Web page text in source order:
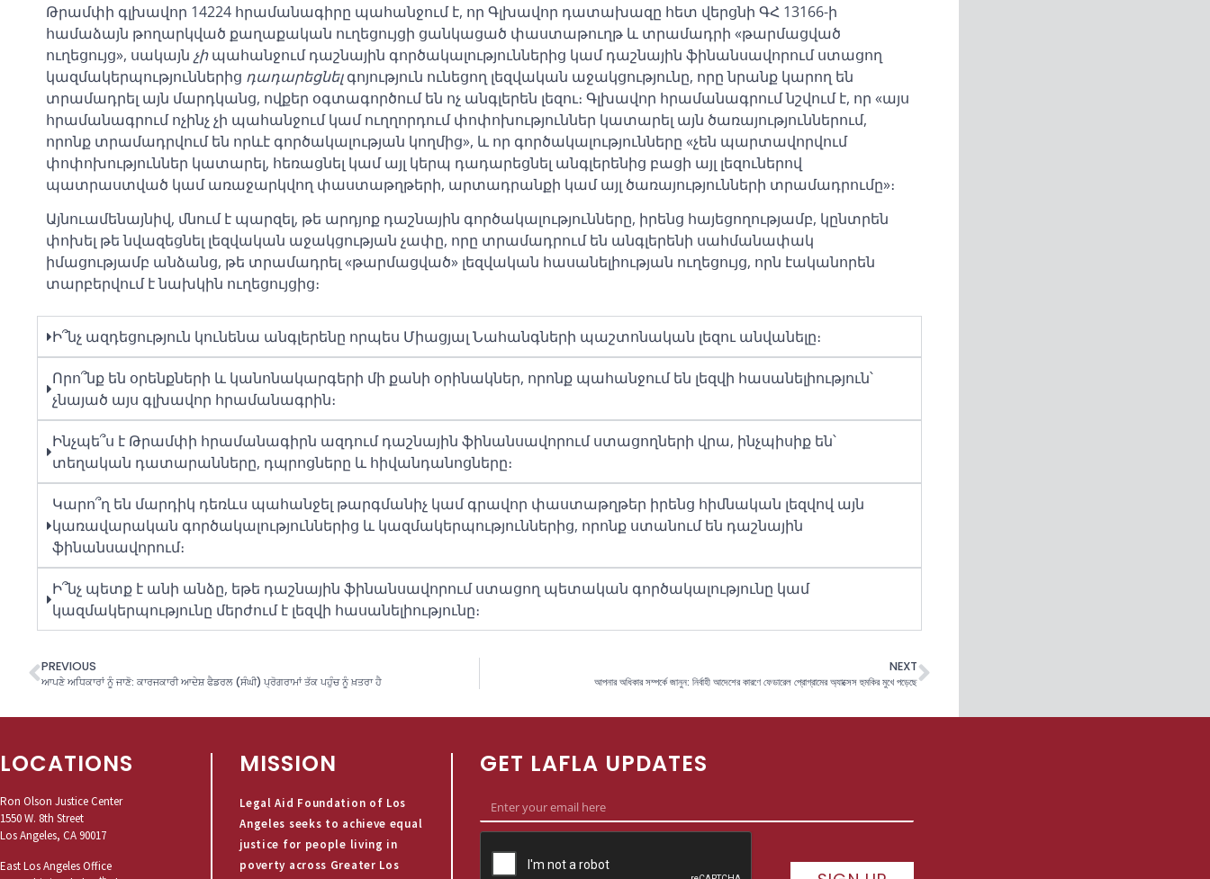
Թրամփի գլխավոր 14224 հրամանագիրը պահանջում է, որ Գլխավոր դատախազը հետ վերցնի ԳՀ 13166-ի
համաձայն թողարկված քաղաքական ուղեցույցի ցանկացած փաստաթուղթ և տրամադրի «թարմացված
ուղեցույց», սակայն չի պահանջում դաշնային գործակալություններից կամ դաշնային ֆինանսավորում ստացող
կազմակերպություններից դադարեցնելգոյություն ունեցող լեզվական աջակցությունը, որը նրանք կարող են
տրամադրել այն մարդկանց, ովքեր օգտագործում են ոչ անգլերեն լեզու։ Գլխավոր հրամանագրում նշվում է, որ «այս
հրամանագրում ոչինչ չի պահանջում կամ ուղղորդում փոփոխություններ կատարել այն ծառայություններում,
որոնք տրամադրվում են որևէ գործակալության կողմից», և որ գործակալությունները «չեն պարտավորվում
փոփոխություններ կատարել, հեռացնել կամ այլ կերպ դադարեցնել անգլերենից բացի այլ լեզուներով
պատրաստված կամ առաջարկվող փաստաթղթերի, արտադրանքի կամ այլ ծառայությունների տրամադրումը»։
Այնուամենայնիվ, մնում է պարզել, թե արդյոք դաշնային գործակալությունները, իրենց հայեցողությամբ, կընտրեն
փոխել թե նվազեցնել լեզվական աջակցության չափը, որը տրամադրում են անգլերենի սահմանափակ
իմացությամբ անձանց, թե տրամադրել «թարմացված» լեզվական հասանելիության ուղեցույց, որն էականորեն
տարբերվում է նախկին ուղեցույցից։
Ի՞նչ ազդեցություն կունենա անգլերենը որպես Միացյալ Նահանգների պաշտոնական լեզու անվանելը։
Որո՞նք են օրենքների և կանոնակարգերի մի քանի օրինակներ, որոնք պահանջում են լեզվի հասանելիություն՝
չնայած այս գլխավոր հրամանագրին։
Ինչպե՞ս է Թրամփի հրամանագիրն ազդում դաշնային ֆինանսավորում ստացողների վրա, ինչպիսիք են՝
տեղական դատարանները, դպրոցները և հիվանդանոցները։
Կարո՞ղ են մարդիկ դեռևս պահանջել թարգմանիչ կամ գրավոր փաստաթղթեր իրենց հիմնական լեզվով այն
կառավարական գործակալություններից և կազմակերպություններից, որոնք ստանում են դաշնային
ֆինանսավորում։
Ի՞նչ պետք է անի անձը, եթե դաշնային ֆինանսավորում ստացող պետական գործակալությունը կամ
կազմակերպությունը մերժում է լեզվի հասանելիությունը։
PREVIOUS
ਆਪਣੇ ਅਧਿਕਾਰਾਂ ਨੂੰ ਜਾਣੋ: ਕਾਰਜਕਾਰੀ ਆਦੇਸ਼ ਫੈਡਰਲ (ਸੰਘੀ) ਪ੍ਰੋਗਰਾਮਾਂ ਤੱਕ ਪਹੁੰਚ ਨੂੰ ਖ਼ਤਰਾ ਹੈ
NEXT
আপনার অধিকার সম্পর্কে জানুন: নির্বাহী আদেশের কারণে ফেডারেল প্রোগ্রামের অ্যাক্সেস হুমকির মুখে পড়েছে
LOCATIONS
Ron Olson Justice Center
1550 W. 8th Street
Los Angeles, CA 90017
East Los Angeles Office
MISSION
Legal Aid Foundation of Los
Angeles seeks to achieve equal
justice for people living in
poverty across Greater Los
GET LAFLA UPDATES